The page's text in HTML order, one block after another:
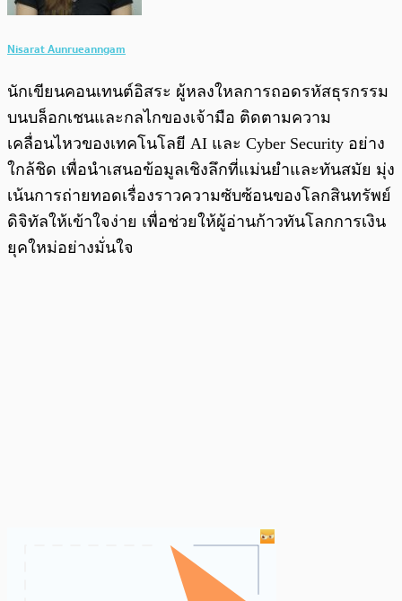
Nisarat Aunrueanngam
นักเขียนคอนเทนต์อิสระ ผู้หลงใหลการถอดรหัสธุรกรรม
บนบล็อกเชนและกลไกของเจ้ามือ ติดตามความ
เคลื่อนไหวของเทคโนโลยี AI และ Cyber Security อย่าง
ใกล้ชิด เพื่อนำเสนอข้อมูลเชิงลึกที่แม่นยำและทันสมัย มุ่ง
เน้นการถ่ายทอดเรื่องราวความซับซ้อนของโลกสินทรัพย์
ดิจิทัลให้เข้าใจง่าย เพื่อช่วยให้ผู้อ่านก้าวทันโลกการเงิน
ยุคใหม่อย่างมั่นใจ